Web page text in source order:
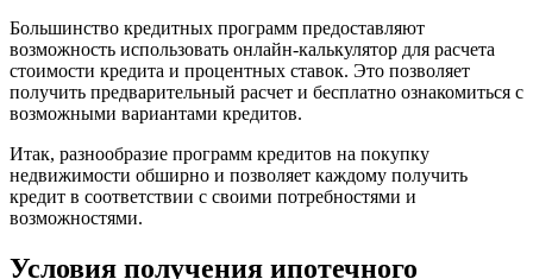
Большинство кредитных программ предоставляют
возможность использовать онлайн-калькулятор для расчета
стоимости кредита и процентных ставок. Это позволяет
получить предварительный расчет и бесплатно ознакомиться с
возможными вариантами кредитов.
Итак, разнообразие программ кредитов на покупку
недвижимости обширно и позволяет каждому получить
кредит в соответствии с своими потребностями и
возможностями.
Условия получения ипотечного